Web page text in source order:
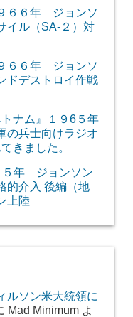
６６年 ジョンソ
イル（SA-２）対
６６年 ジョンソ
ドデストロイ作戦
の兵士向けラジオ
きました。
年 ジョンソン
的介入 後編（地
上陸
ルソン米大統領に
Mad Minimumよ